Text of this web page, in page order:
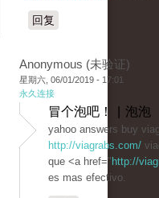
回复
Anonymous (未验证)
星期六, 06/01/2019 - 17:01
永久连接
冒个泡吧！ | 泡泡
yahoo answers buy
http://viagrabs.com/
que <a href=" http://
es mas efectivo.